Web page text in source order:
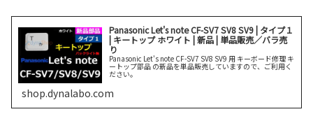
Panasonic Let's note CF-SV7 SV8 SV9 | タイプ１
| キートップ ホワイト | 新品 | 単品販売／バラ売
り
Panasonic Let's note CF-SV7 SV8 SV9 用 キーボード修理 キ
ートップ部品 の新品を単品販売していますので、ご利用く
ださい。
shop.dynalabo.com